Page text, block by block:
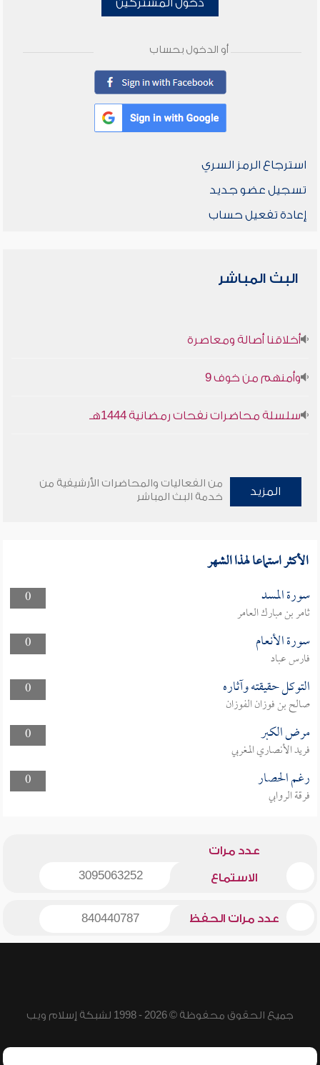
دخول المشتركين
أو الدخول بحساب
استرجاع الرمز السري
تسجيل عضو جديد
إعادة تفعيل حساب
البث المباشر
أخلاقنا أصالة ومعاصرة
وأمنهم من خوف 9
سلسلة محاضرات نفحات رمضانية 1444هـ
المزيد
من الفعاليات والمحاضرات الأرشيفية من
خدمة البث المباشر
الأكثر استماعا لهذا الشهر
0 سورة المسد
ثامر بن مبارك العامر
0
سورة الأنعام
فارس عباد
0
التوكل حقيقته وآثاره
صالح بن فوزان الفوزان
0
مرض الكبر
فريد الأنصاري المغربي
0
رغم الحصار
فرقة الروابي
عدد مرات
الاستماع 3095063252
عدد مرات الحفظ 840440787
جميع الحقوق محفوظة © 2026 - 1998 لشبكة إسلام ويب